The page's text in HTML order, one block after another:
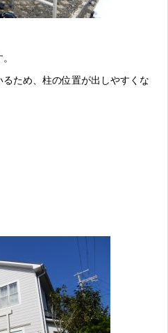
ため、柱の位置が出しやすくな